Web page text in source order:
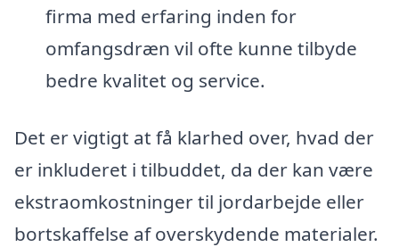
firma med erfaring inden for
omfangsdræn vil ofte kunne tilbyde
bedre kvalitet og service.
Det er vigtigt at få klarhed over, hvad der
er inkluderet i tilbuddet, da der kan være
ekstraomkostninger til jordarbejde eller
bortskaffelse af overskydende materialer.